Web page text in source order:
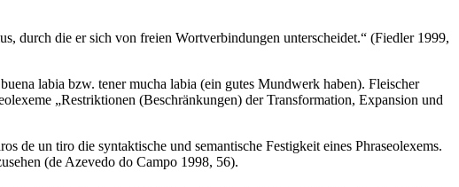
durch die er sich von freien Wortverbindungen unterscheidet.“ (Fiedler 1999,
labia bzw. tener mucha labia (ein gutes Mundwerk haben). Fleischer
„Restriktionen (Beschränkungen) der Transformation, Expansion und
de un tiro die syntaktische und semantische Festigkeit eines Phraseolexems.
(de Azevedo do Campo 1998, 56).